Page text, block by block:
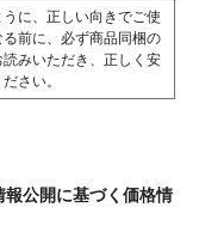
に、正しい向きでご使
前に、必ず商品同梱の
読みいただき、正しく安
さい。
公開に基づく価格情